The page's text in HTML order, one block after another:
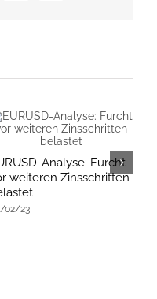
Analyse: Furcht
weiteren Zinsschritten
02/23